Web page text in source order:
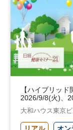
【ハイブリッ
2026/9/8(火)、
大和ハウス東京